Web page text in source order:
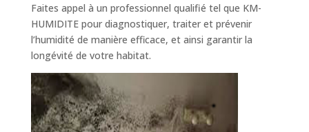
Faites appel à un professionnel qualifié tel que KM-
HUMIDITE pour diagnostiquer, traiter et prévenir
l’humidité de manière efficace, et ainsi garantir la
longévité de votre habitat.